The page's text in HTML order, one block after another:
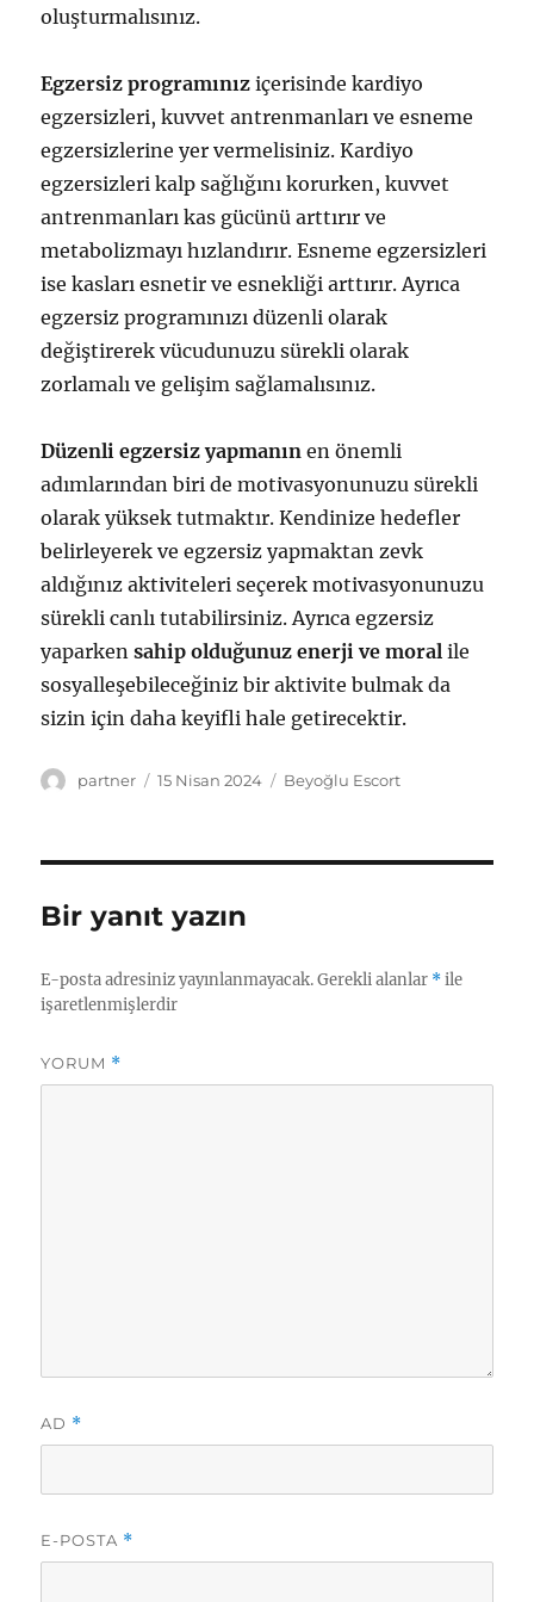
oluşturmalısınız.
Egzersiz programınız içerisinde kardiyo
egzersizleri, kuvvet antrenmanları ve esneme
egzersizlerine yer vermelisiniz. Kardiyo
egzersizleri kalp sağlığını korurken, kuvvet
antrenmanları kas gücünü arttırır ve
metabolizmayı hızlandırır. Esneme egzersizleri
ise kasları esnetir ve esnekliği arttırır. Ayrıca
egzersiz programınızı düzenli olarak
değiştirerek vücudunuzu sürekli olarak
zorlamalı ve gelişim sağlamalısınız.
Düzenli egzersiz yapmanın en önemli
adımlarından biri de motivasyonunuzu sürekli
olarak yüksek tutmaktır. Kendinize hedefler
belirleyerek ve egzersiz yapmaktan zevk
aldığınız aktiviteleri seçerek motivasyonunuzu
sürekli canlı tutabilirsiniz. Ayrıca egzersiz
yaparkensahip olduğunuz enerji ve moral ile
sosyalleşebileceğiniz bir aktivite bulmak da
sizin için daha keyifli hale getirecektir.
Yazar
partner
Yayın
15 Nisan 2024 Kategoriler
Beyoğlu Escort
Bir yanıt yazın
E-posta adresiniz yayınlanmayacak. Gerekli alanlar *ile
işaretlenmişlerdir
YORUM *
AD *
E-POSTA *